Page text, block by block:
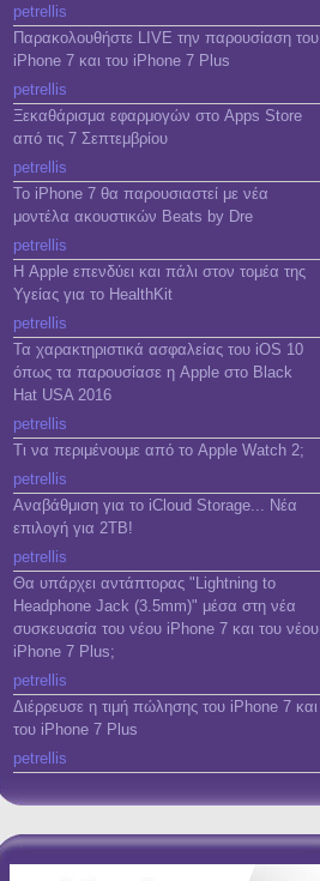
petrellis
Παρακολουθήστε LIVE την παρουσίαση του
iPhone 7 και του iPhone 7 Plus
petrellis
Ξεκαθάρισμα εφαρμογών στο Apps Store
από τις 7 Σεπτεμβρίου
petrellis
Το iPhone 7 θα παρουσιαστεί με νέα
μοντέλα ακουστικών Beats by Dre
petrellis
Η Apple επενδύει και πάλι στον τομέα της
Υγείας για το HealthKit
petrellis
Τα χαρακτηριστικά ασφαλείας του iOS 10
όπως τα παρουσίασε η Apple στο Black
Hat USA 2016
petrellis
Τι να περιμένουμε από το Apple Watch 2;
petrellis
Αναβάθμιση για το iCloud Storage... Νέα
επιλογή για 2TB!
petrellis
Θα υπάρχει αντάπτορας "Lightning to
Headphone Jack (3.5mm)" μέσα στη νέα
συσκευασία του νέου iPhone 7 και του νέου
iPhone 7 Plus;
petrellis
Διέρρευσε η τιμή πώλησης του iPhone 7 και
του iPhone 7 Plus
petrellis